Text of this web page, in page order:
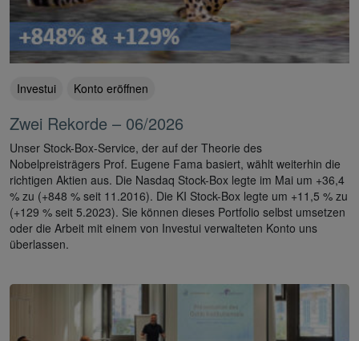
Investui Konto eröffnen
Zwei Rekorde – 06/2026
Unser Stock-Box-Service, der auf der Theorie des
Nobelpreisträgers Prof. Eugene Fama basiert, wählt weiterhin die
richtigen Aktien aus. Die Nasdaq Stock-Box legte im Mai um +36,4
% zu (+848 % seit 11.2016). Die KI Stock-Box legte um +11,5 % zu
(+129 % seit 5.2023). Sie können dieses Portfolio selbst umsetzen
oder die Arbeit mit einem von Investui verwalteten Konto uns
überlassen.